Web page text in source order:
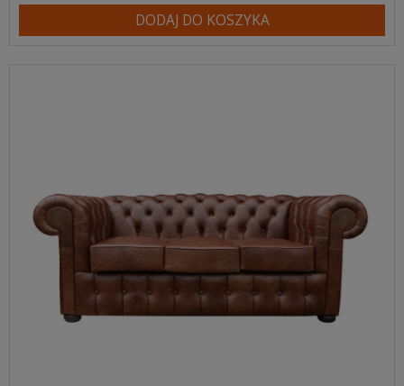
DODAJ DO KOSZYKA